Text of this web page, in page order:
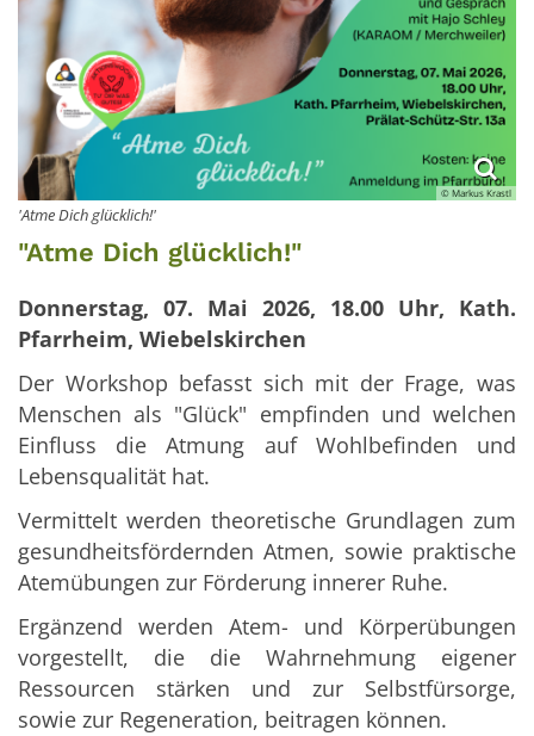
© Markus Krastl
'Atme Dich glücklich!'
"Atme Dich glücklich!"
Donnerstag, 07. Mai 2026, 18.00 Uhr, Kath.
Pfarrheim, Wiebelskirchen
Der Workshop befasst sich mit der Frage, was
Menschen als "Glück" empfinden und welchen
Einfluss die Atmung auf Wohlbefinden und
Lebensqualität hat.
Vermittelt werden theoretische Grundlagen zum
gesundheitsfördernden Atmen, sowie praktische
Atemübungen zur Förderung innerer Ruhe.
Ergänzend werden Atem- und Körperübungen
vorgestellt, die die Wahrnehmung eigener
Ressourcen stärken und zur Selbstfürsorge,
sowie zur Regeneration, beitragen können.